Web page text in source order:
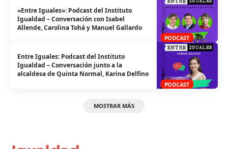
PODCAST
«Entre Iguales»: Podcast del Instituto
Igualdad – Conversación con Isabel
Allende, Carolina Tohá y Manuel Gallardo
PODCAST
Entre Iguales: Podcast del Instituto
Igualdad – Conversación junto a la
alcaldesa de Quinta Normal, Karina Delfino
MOSTRAR MÁS